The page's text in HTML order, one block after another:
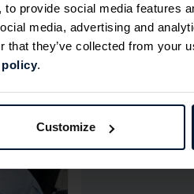
provide social media features
media, advertising and
that they’ve collected from your
.
Customize
Intelligente
statt teurer
So sparen Sie